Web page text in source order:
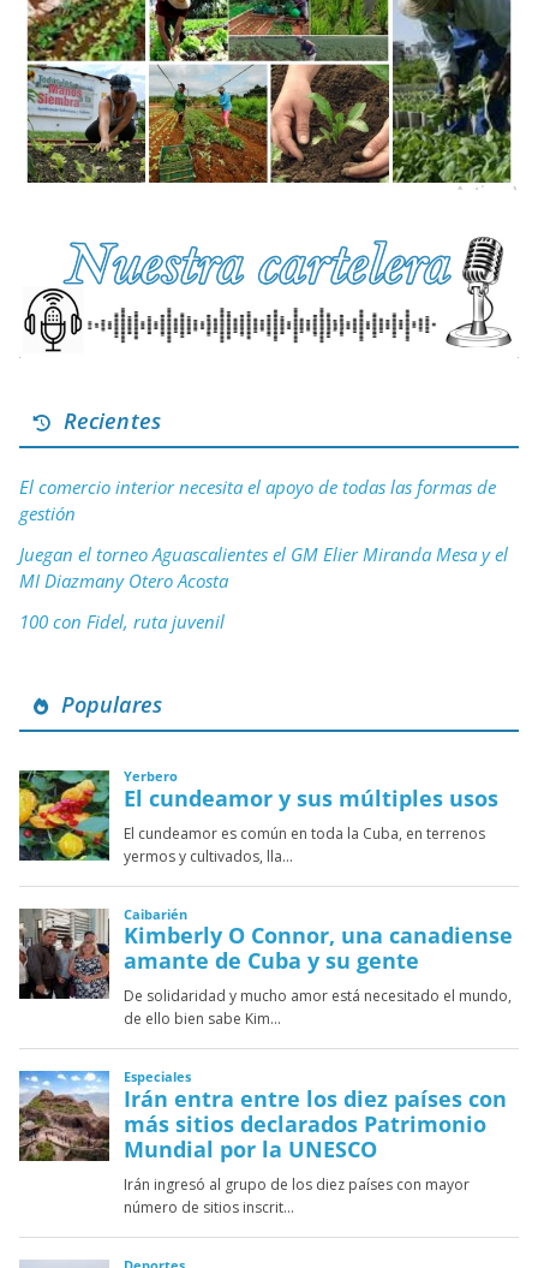
Recientes
El comercio interior necesita el apoyo de todas las formas de
gestión
Juegan el torneo Aguascalientes el GM Elier Miranda Mesa y el
MI Diazmany Otero Acosta
100 con Fidel, ruta juvenil
Populares